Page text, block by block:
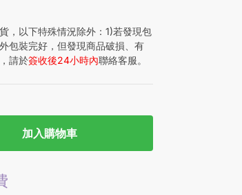
，以下特殊情況除外：1)若發現包
包裝完好，但發現商品破損、有
請於簽收後24小時內聯絡客服。
加入購物車